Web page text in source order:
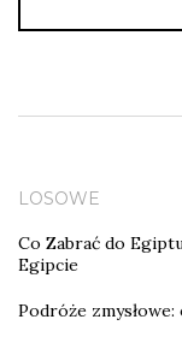
LOSOWE
Co Zabrać do
Egipcie
Podróże